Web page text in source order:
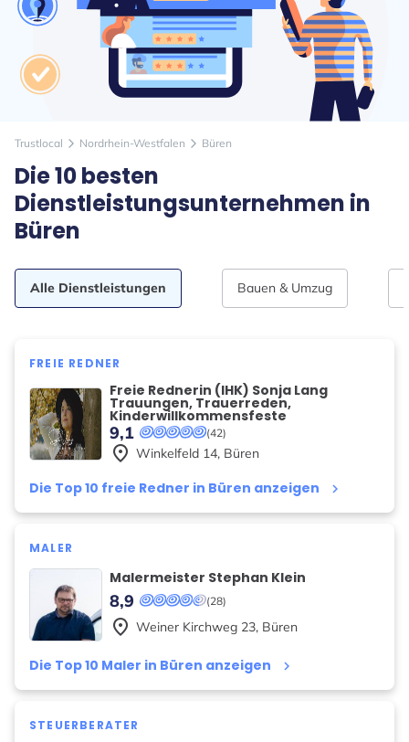
Trustlocal arrow_forward_ios Nordrhein-Westfalen arrow_forward_ios Büren
Die 10 besten
Dienstleistungsunternehmen in
Büren
Alle Dienstleistungen Bauen & Umzug
FREIE REDNER
Freie Rednerin (IHK) Sonja Lang
Trauungen, Trauerreden,
Kinderwillkommensfeste
(42)
9,1
Die Top 10 freie Redner in Büren anzeigen keyboard_arrow_right
place Winkelfeld 14, Büren
MALER
Malermeister Stephan Klein
(28)
8,9
Die Top 10 Maler in Büren anzeigen keyboard_arrow_right
place Weiner Kirchweg 23, Büren
STEUERBERATER